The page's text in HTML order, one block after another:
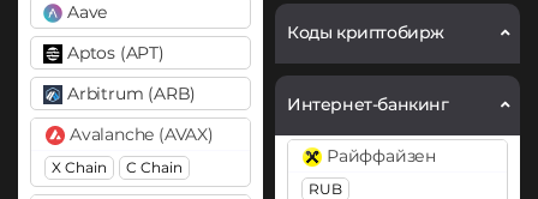
Aave
Aptos (APT)
Arbitrum (ARB)
Avalanche (AVAX)
X Chain C Chain
Коды криптобирж
Интернет-банкинг
Райффайзен
RUB